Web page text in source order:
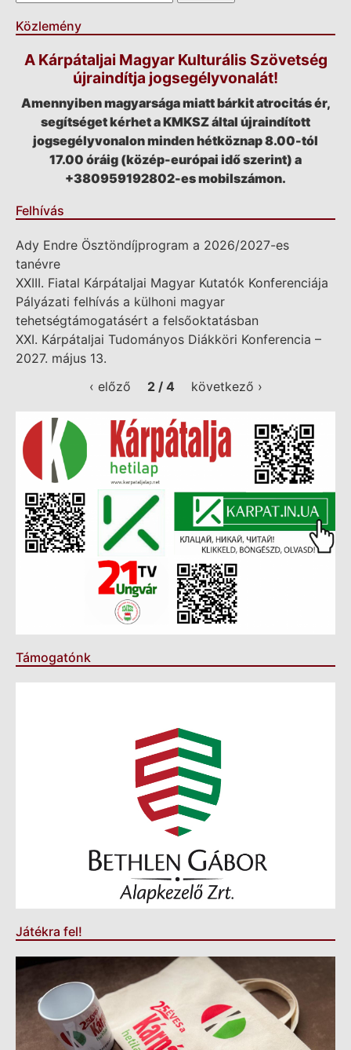
Közlemény
A Kárpátaljai Magyar Kulturális Szövetség
újraindítja jogsegélyvonalát!
Amennyiben magyarsága miatt bárkit atrocitás ér,
segítséget kérhet a KMKSZ által újraindított
jogsegélyvonalon minden hétköznap 8.00-tól
17.00 óráig (közép-európai idő szerint) a
+380959192802-es mobilszámon.
Felhívás
Ady Endre Ösztöndíjprogram a 2026/2027-es
tanévre
XXIII. Fiatal Kárpátaljai Magyar Kutatók Konferenciája
Pályázati felhívás a külhoni magyar
tehetségtámogatásért a felsőoktatásban
XXI. Kárpátaljai Tudományos Diákköri Konferencia –
2027. május 13.
‹ előző
2 / 4 következő ›
Támogatónk
Játékra fel!